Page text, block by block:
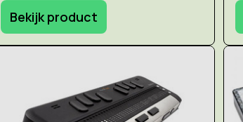
Bekijk product